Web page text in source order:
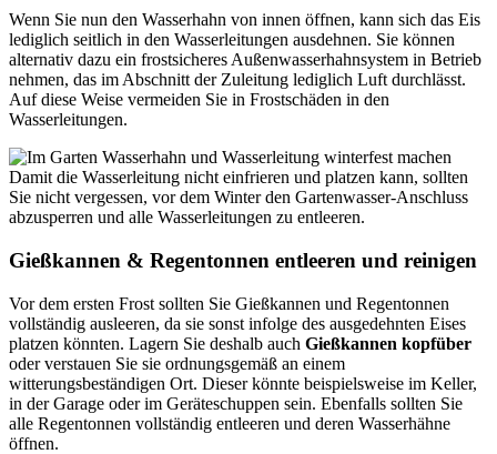
Wenn Sie nun den Wasserhahn von innen öffnen, kann sich das Eis
lediglich seitlich in den Wasserleitungen ausdehnen. Sie können
alternativ dazu ein frostsicheres Außenwasserhahnsystem in Betrieb
nehmen, das im Abschnitt der Zuleitung lediglich Luft durchlässt.
Auf diese Weise vermeiden Sie in Frostschäden in den
Wasserleitungen.
Damit die Wasserleitung nicht einfrieren und platzen kann, sollten
Sie nicht vergessen, vor dem Winter den Gartenwasser-Anschluss
abzusperren und alle Wasserleitungen zu entleeren.
Gießkannen & Regentonnen entleeren und reinigen
Vor dem ersten Frost sollten Sie Gießkannen und Regentonnen
vollständig ausleeren, da sie sonst infolge des ausgedehnten Eises
platzen könnten. Lagern Sie deshalb auch Gießkannen kopfüber
oder verstauen Sie sie ordnungsgemäß an einem
witterungsbeständigen Ort. Dieser könnte beispielsweise im Keller,
in der Garage oder im Geräteschuppen sein. Ebenfalls sollten Sie
alle Regentonnen vollständig entleeren und deren Wasserhähne
öffnen.